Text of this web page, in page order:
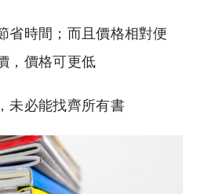
省時間；而且價格相對便
，價格可更低
未必能找齊所有書